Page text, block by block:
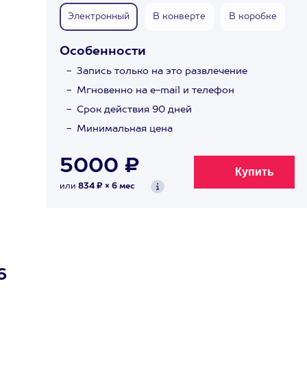
Электронный В конверте В коробке
Особенности
Запись только на это развлечение
Мгновенно на e-mail и телефон
Срок действия 90 дней
Минимальная цена
5000 ₽
или 834 ₽ × 6 мес